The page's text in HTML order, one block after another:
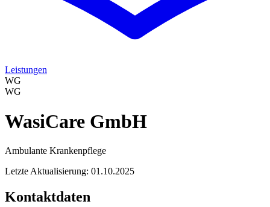
Leistungen
WG
WG
WasiCare GmbH
Ambulante Krankenpflege
Letzte Aktualisierung: 01.10.2025
Kontaktdaten